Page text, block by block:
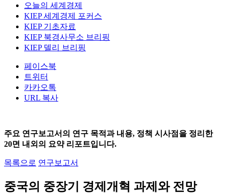
오늘의 세계경제
KIEP 세계경제 포커스
KIEP 기초자료
KIEP 북경사무소 브리핑
KIEP 델리 브리핑
페이스북
트위터
카카오톡
URL 복사
주요 연구보고서의 연구 목적과 내용, 정책 시사점을 정리한
20면 내외의 요약 리포트입니다.
목록으로 연구보고서
중국의 중장기 경제개혁 과제와 전망